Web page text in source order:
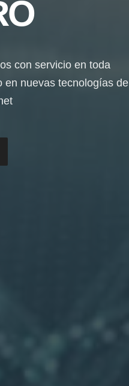
con servicio en toda
en nuevas tecnologías de